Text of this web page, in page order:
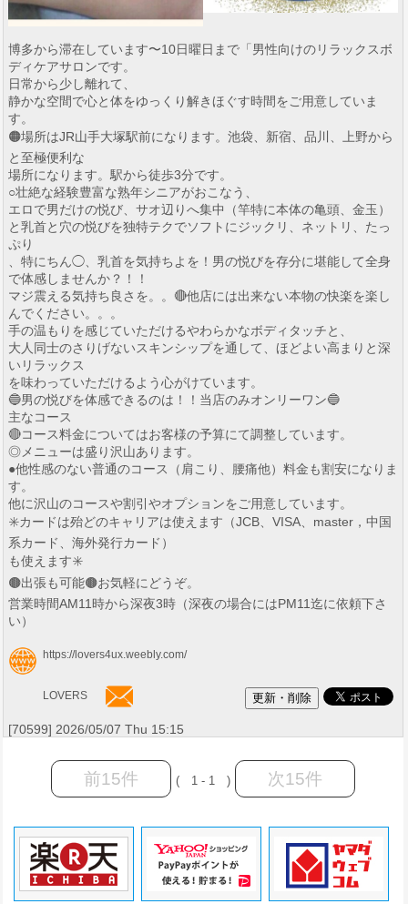
博多から滞在しています〜10日曜日まで「男性向けのリラックスボ
ディケアサロンです。
日常から少し離れて、
静かな空間で心と体をゆっくり解きほぐす時間をご用意していま
す。
🟠場所はJR山手大塚駅前になります。池袋、新宿、品川、上野から
と至極便利な
場所になります。駅から徒歩3分です。
○壮絶な経験豊富な熟年シニアがおこなう、
エロで男だけの悦び、サオ辺りへ集中（竿特に本体の亀頭、金玉）
と乳首と穴の悦びを独特テクでソフトにジックリ、ネットリ、たっ
ぷり
、特にちん◯、乳首を気持ちよを！男の悦びを存分に堪能して全身
で体感しませんか？！！
マジ震える気持ち良さを。。🔴他店には出来ない本物の快楽を楽し
んでください。。。
手の温もりを感じていただけるやわらかなボディタッチと、
大人同士のさりげないスキンシップを通して、ほどよい高まりと深
いリラックス
を味わっていただけるよう心がけています。
🔵男の悦びを体感できるのは！！当店のみオンリーワン🔵
主なコース
🔴コース料金についてはお客様の予算にて調整しています。
◎メニューは盛り沢山あります。
●他性感のない普通のコース（肩こり、腰痛他）料金も割安になりま
す。
他に沢山のコースや割引やオプションをご用意しています。
✳️カードは殆どのキャリアは使えます（JCB、VISA、master，中国
系カード、海外発行カード）
も使えます✳️
🟤出張も可能🟤お気軽にどうぞ。
営業時間AM11時から深夜3時（深夜の場合にはPM11迄に依頼下さ
い）
https://lovers4ux.weebly.com/
LOVERS
[70599] 2026/05/07 Thu 15:15
前15件 ( 1 - 1 ) 次15件